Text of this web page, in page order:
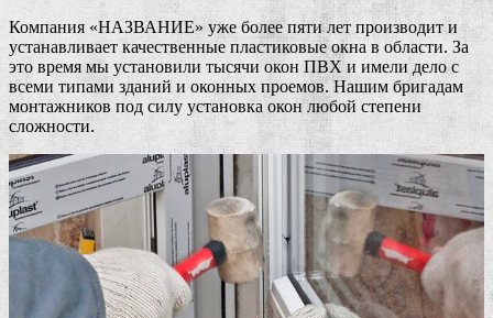
Компания «НАЗВАНИЕ» уже более пяти лет производит и
устанавливает качественные пластиковые окна в области. За
это время мы установили тысячи окон ПВХ и имели дело с
всеми типами зданий и оконных проемов. Нашим бригадам
монтажников под силу установка окон любой степени
сложности.